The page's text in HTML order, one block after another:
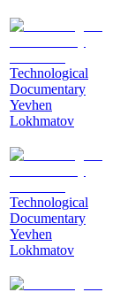
Technological
Documentary
Yevhen
Lokhmatov
Technological
Documentary
Yevhen
Lokhmatov